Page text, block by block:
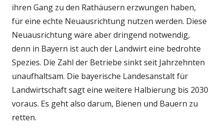
ihren Gang zu den Rathäusern erzwungen haben,
für eine echte Neuausrichtung nutzen werden. Diese
Neuausrichtung wäre aber dringend notwendig,
denn in Bayern ist auch der Landwirt eine bedrohte
Spezies. Die Zahl der Betriebe sinkt seit Jahrzehnten
unaufhaltsam. Die bayerische Landesanstalt für
Landwirtschaft sagt eine weitere Halbierung bis 2030
voraus. Es geht also darum, Bienen und Bauern zu
retten.